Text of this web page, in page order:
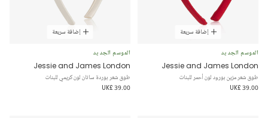
إضافة سريعة
الموسم الجديد
Jessie and James London
طوق شعر مزين بورود لون أحمر للبنات
UK£ 39.00
إضافة سريعة
الموسم الجديد
Jessie and James London
طوق شعر بوردة ساتان لون كريمي للبنات
UK£ 39.00